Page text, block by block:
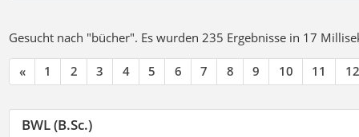
Gesucht nach "bücher". Es wurden 235 Ergebnisse in 17
« 1 2 3 4 5 6 7 8 9 10 11 12
BWL (B.Sc.)